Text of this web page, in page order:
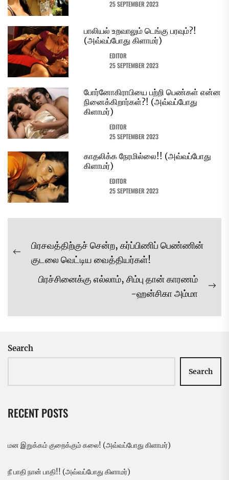
25 SEPTEMBER 2023
பாலியல் உறவாலும் டெங்கு பரவும்?!
(அவ்வப்போது கிளாமர்)
EDITOR
25 SEPTEMBER 2023
போர்னோகிராபியை பற்றி பெண்கள் என்ன
நினைக்கிறார்கள்?! (அவ்வப்போது
கிளாமர்)
EDITOR
25 SEPTEMBER 2023
காதலிக்க நேரமில்லை!! (அவ்வப்போது
கிளாமர்)
EDITOR
25 SEPTEMBER 2023
Post
navigation
Previous
பிரசவத்திற்குச் சென்ற, கர்ப்பிணிப் பெண்ணின்
குடலை வெட்டிய வைத்தியர்கள்!
பிரச்சினைக்கு எல்லாம், சிம்பு தான் காரணம்
-ஹன்சிகா அம்மா
Search
Search
RECENT POSTS
மன இறுக்கம் குறைக்கும் கலை! (அவ்வப்போது கிளாமர்)
நீ பாதி நான் பாதி!! (அவ்வப்போது கிளாமர்)